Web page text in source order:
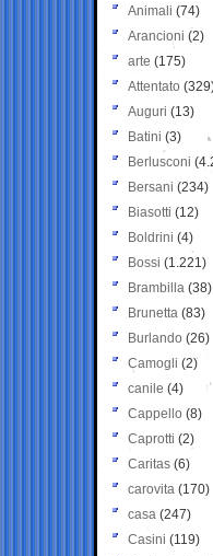
Animali (74)
Arancioni (2)
arte (175)
Attentato
Auguri (13)
Batini (3)
Berlusconi
Bersani (234)
Biasotti (12)
Boldrini (4)
Bossi (1.221)
Brambilla (38)
Brunetta (83)
Burlando (26)
Camogli (2)
canile (4)
Cappello (8)
Caprotti (2)
Caritas (6)
carovita (170)
casa (247)
Casini (119)